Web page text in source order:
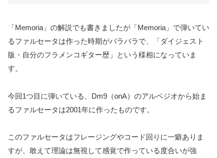
「Memoria」の解説でも書きましたが「Memoria」で弾いてい
るファルセータは作った時期がバラバラで、「ダイジェスト
版・自分のフラメンコギター歴」という様相になっていま
す。
今回1つ目に弾いている、Dm9（onA）のアルペジオから始ま
るファルセータは2001年に作ったものです。
このファルセータはフレージングやコード回りに一癖ありま
すが、敢えて理論は無視して感覚で作っている度合いが強